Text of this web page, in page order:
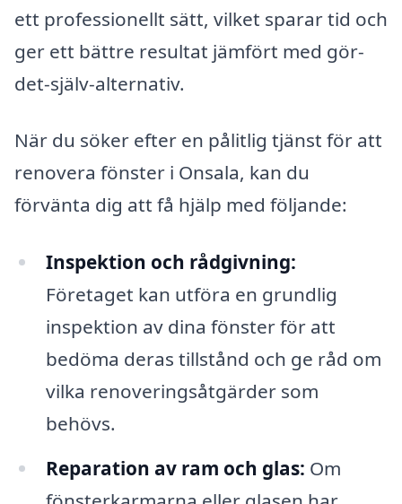
ett professionellt sätt, vilket sparar tid och
ger ett bättre resultat jämfört med gör-
det-själv-alternativ.
När du söker efter en pålitlig tjänst för att
renovera fönster i Onsala, kan du
förvänta dig att få hjälp med följande:
Inspektion och rådgivning:
Företaget kan utföra en grundlig
inspektion av dina fönster för att
bedöma deras tillstånd och ge råd om
vilka renoveringsåtgärder som
behövs.
Reparation av ram och glas: Om